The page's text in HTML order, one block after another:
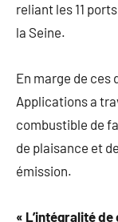
reliant les 11
la Seine.
En marge de ces
Applications a
combustible de
de plaisance et
émission.
« L’intégralité